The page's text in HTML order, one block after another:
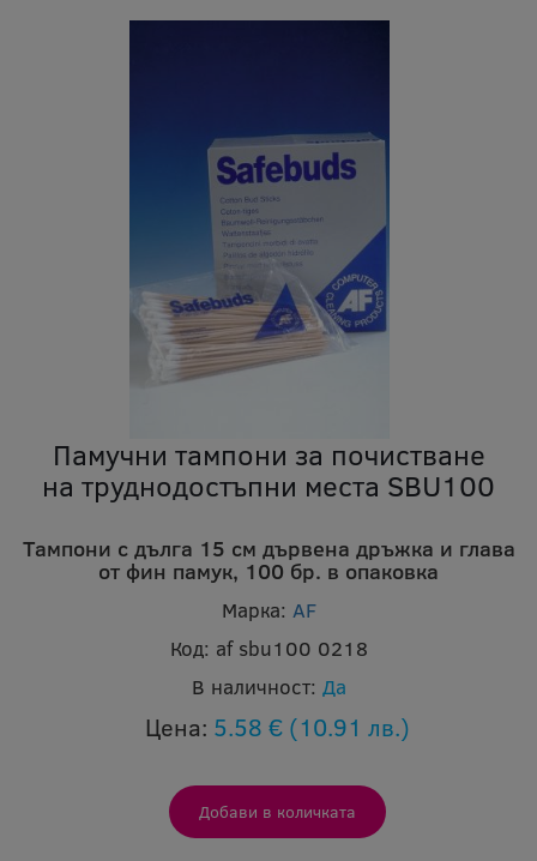
Памучни тампони за почистване
на труднодостъпни места SBU100
Тампони с дълга 15 см дървена дръжка и глава
от фин памук, 100 бр. в опаковка
Марка: AF
Код: af sbu100 0218
В наличност: Да
Цена: 5.58 € (10.91 лв.)